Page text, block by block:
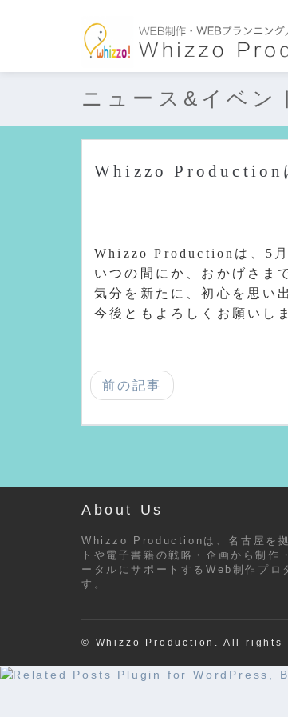
ニュース&イベン
Whizzo Production
Whizzo Productionは、5月
いつの間にか、おかげさま
気分を新たに、初心を思い
今後ともよろしくお願いし
前の記事
About Us
Whizzo Productionは、名古屋を拠
トや電子書籍の戦略・企画から制作
ータルにサポートするWeb制作プロ
す。
© Whizzo Production. All rights